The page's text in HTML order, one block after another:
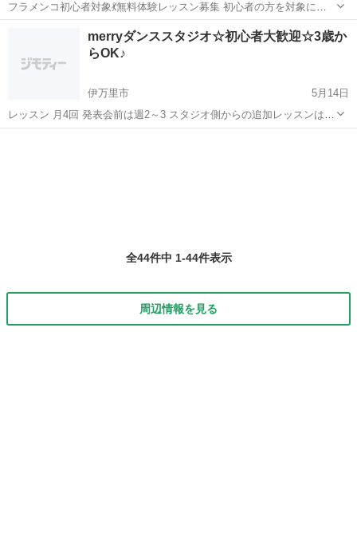
フラメンコ初心者対象💃無料体験レッスン募集 初心者の方を対象にフ
ラメンコ体験レッスンを開催します‼️ 「フラメンコに興味がある」、
「ちょっとやってみたい！」という方々、是非、この機会にお出かけ
ください。 □日時...
佐賀駅 フラメンコ 初心者
merryダンススタジオ☆初心者大歓迎☆3歳か
らOK♪
伊万里市
5月14日
レッスン 月4回 発表会前は週2～3 スタジオ側からの追加レッスンは無
料☆ 地元イベントへ多数出演 ダンスオーディションなどにも参加して
全44件中 1-44件表示
周辺情報を見る